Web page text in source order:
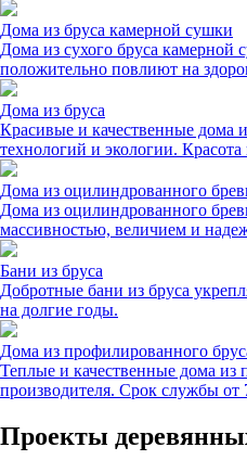
Дома из бруса камерной сушки
Дома из сухого бруса камерной
положительно повлиют на
Дома из бруса
Красивые и качественные дома
технологий и экологии.
Дома из оцилиндрованного
Дома из оцилиндрованного
массивностью, величием и
Бани из бруса
Добротные бани из бруса
на долгие годы.
Дома из профилированного
Теплые и качественные дома из
производителя. Срок службы от
Проекты